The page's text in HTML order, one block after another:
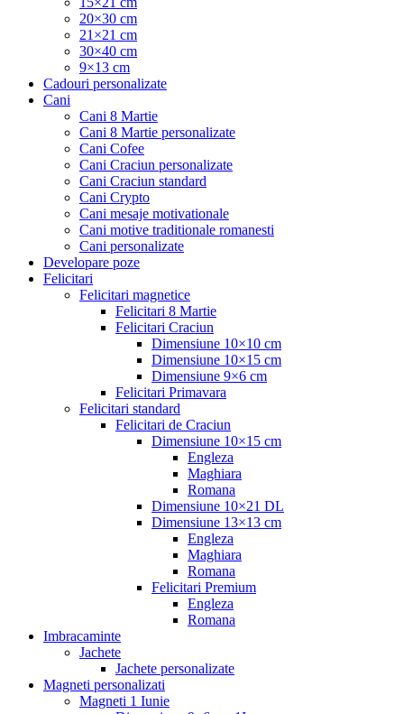
20×30 cm
21×21 cm
30×40 cm
9×13 cm
Cadouri personalizate
Cani
Cani 8 Martie
Cani 8 Martie personalizate
Cani Cofee
Cani Craciun personalizate
Cani Craciun standard
Cani Crypto
Cani mesaje motivationale
Cani motive traditionale romanesti
Cani personalizate
Developare poze
Felicitari
Felicitari magnetice
Felicitari 8 Martie
Felicitari Craciun
Dimensiune 10×10 cm
Dimensiune 10×15 cm
Dimensiune 9×6 cm
Felicitari Primavara
Felicitari standard
Felicitari de Craciun
Dimensiune 10×15 cm
Engleza
Maghiara
Romana
Dimensiune 10×21 DL
Dimensiune 13×13 cm
Engleza
Maghiara
Romana
Felicitari Premium
Engleza
Romana
Imbracaminte
Jachete
Jachete personalizate
Magneti personalizati
Magneti 1 Iunie